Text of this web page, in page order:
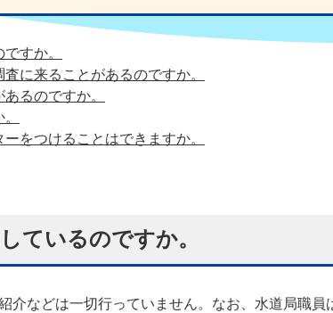
すか。
に来ることがあるのですか。
るのですか。
をつけることはできますか。
ているのですか。
介などは一切行っていません。なお、水道局職員